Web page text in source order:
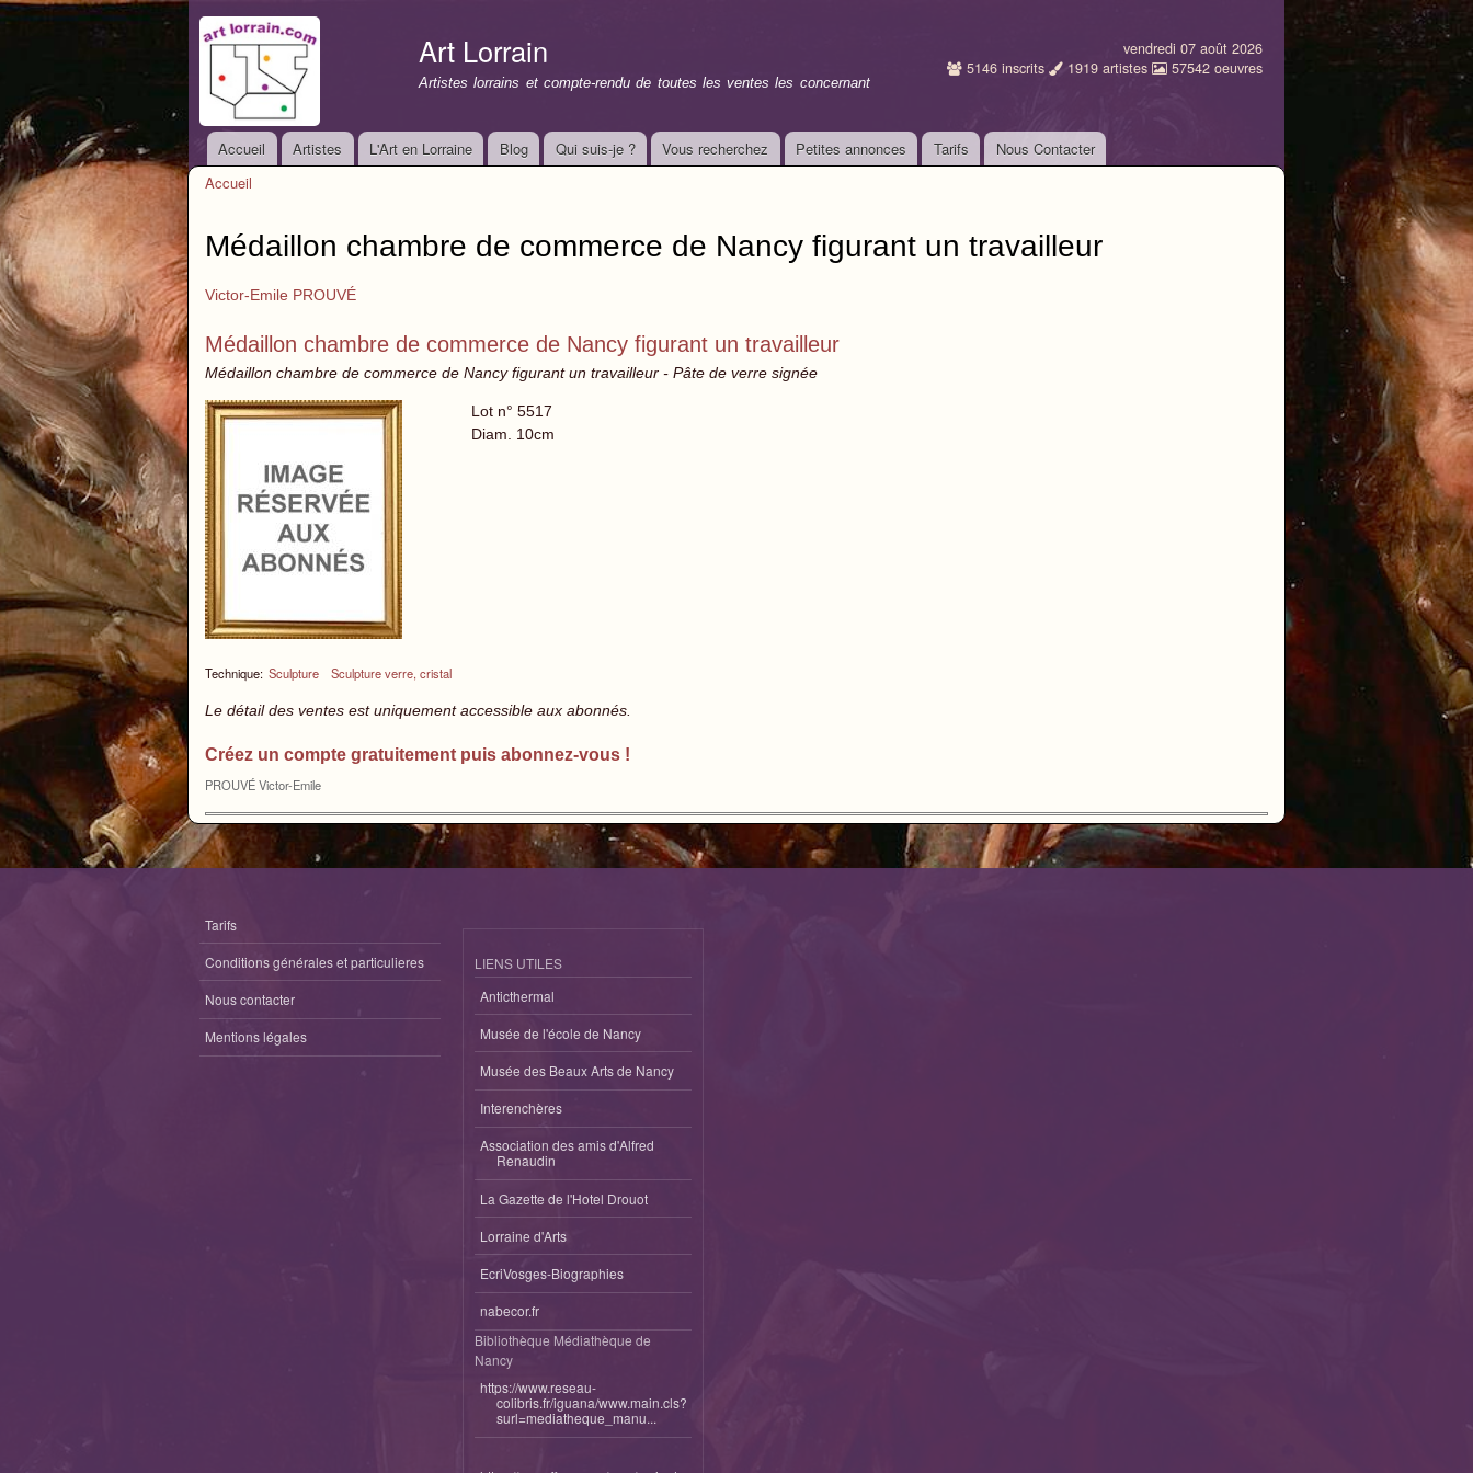
Art Lorrain
Artistes lorrains et compte-rendu de toutes les ventes les concernant
vendredi 07 août 2026
5146 inscrits 1919 artistes 57542 oeuvres
Menu principal
Accueil Artistes L'Art en Lorraine Blog Qui suis-je ? Vous recherchez Petites annonces Tarifs Nous Contacter
Accueil
Médaillon chambre de commerce de Nancy figurant un travailleur
Victor-Emile PROUVÉ
Médaillon chambre de commerce de Nancy figurant un travailleur
Médaillon chambre de commerce de Nancy figurant un travailleur - Pâte de verre signée
Technique: Sculpture Sculpture verre, cristal
Lot n° 5517
Diam. 10cm
Le détail des ventes est uniquement accessible aux abonnés.
Créez un compte gratuitement puis abonnez-vous !
PROUVÉ Victor-Emile
Tarifs
Conditions générales et particulieres
Nous contacter
Mentions légales
LIENS UTILES
Anticthermal
Musée de l'école de Nancy
Musée des Beaux Arts de Nancy
Interenchères
Association des amis d'Alfred
Renaudin
La Gazette de l'Hotel Drouot
Lorraine d'Arts
EcriVosges-Biographies
nabecor.fr
Bibliothèque Médiathèque de
Nancy
https://www.reseau-
colibris.fr/iguana/www.main.cls?
surl=mediatheque_manu...